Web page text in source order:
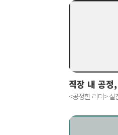
직장 내 공정
<공정한 리더> 실